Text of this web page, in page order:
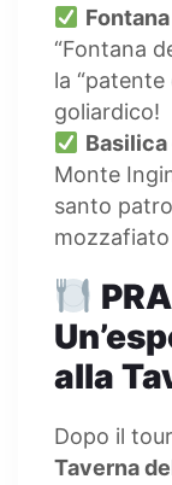
“Fontana
la
goliardico!
Basilica
Monte
santo
alla
Dopo il
Taverna